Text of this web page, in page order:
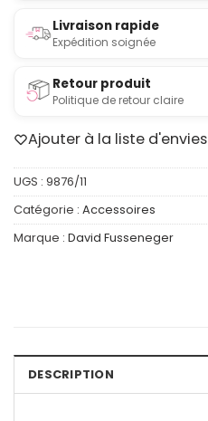
Livraison rapide
Expédition soignée
Retour produit
Politique de retour claire
Ajouter à la liste d'envies
UGS : 9876/11
Catégorie : Accessoires
Marque : David Fusseneger
DESCRIPTION